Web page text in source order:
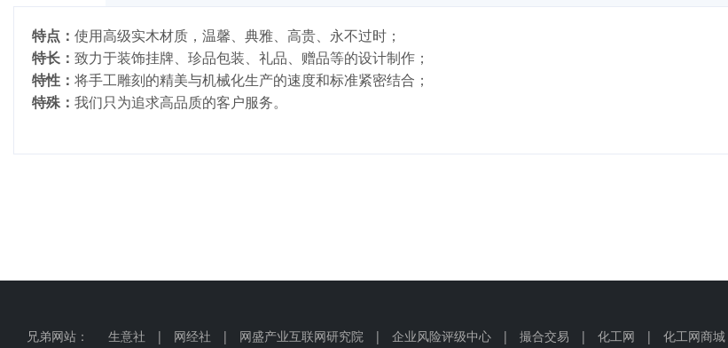
特点： 使用高级实木材质，温馨、典雅、高贵、永不过时；
特长： 致力于装饰挂牌、珍品包装、礼品、赠品等的设计制作；
特性： 将手工雕刻的精美与机械化生产的速度和标准紧密结合；
特殊： 我们只为追求高品质的客户服务。
兄弟网站： 生意社 | 网经社 | 网盛产业互联网研究院 | 企业风险评级中心 | 撮合交易 | 化工网 | 化工网商城